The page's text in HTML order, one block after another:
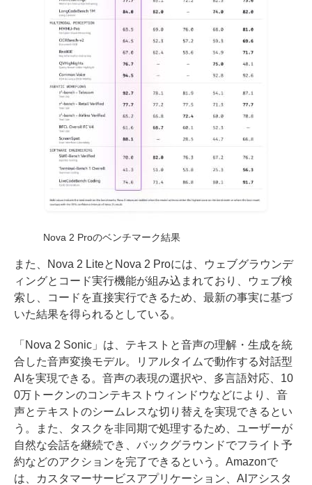
Nova 2 Proのベンチマーク結果
また、Nova 2 LiteとNova 2 Proには、ウェブグラウンデ
ィングとコード実行機能が組み込まれており、ウェブ検
索し、コードを直接実行できるため、最新の事実に基づ
いた結果を得られるとしている。
「Nova 2 Sonic」は、テキストと音声の理解・生成を統
合した音声変換モデル。リアルタイムで動作する対話型
AIを実現できる。音声の表現の選択や、多言語対応、10
0万トークンのコンテキストウィンドウなどにより、音
声とテキストのシームレスな切り替えを実現できるとい
う。また、タスクを非同期で処理するため、ユーザーが
自然な会話を継続でき、バックグラウンドでフライト予
約などのアクションを完了できるという。Amazonで
は、カスタマーサービスアプリケーション、AIアシスタ